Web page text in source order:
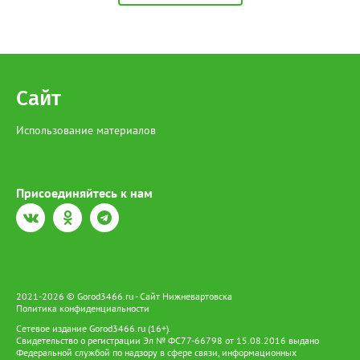
подпиской о невыезде. Напомним, за отлов одной особи
виде лишения свободы на срок до 4 лет со штрафом в размере
Сайт
Использование материалов
Присоединяйтесь к нам
2021-2026 © Gorod3466.ru - Сайт Нижневартовска
Политика конфиденциальности
Сетевое издание Gorod3466.ru (16+).
Свидетельство о регистрации Эл № ФС77-66798 от 15.08.2016 выдано
Федеральной службой по надзору в сфере связи, информационных